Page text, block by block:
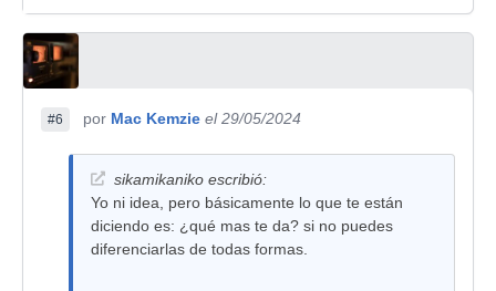
#6 por Mac Kemzie el 29/05/2024
sikamikaniko escribió:
Yo ni idea, pero básicamente lo que te están
diciendo es: ¿qué mas te da? si no puedes
diferenciarlas de todas formas.